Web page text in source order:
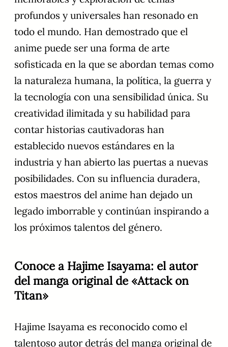
profundos y universales han resonado en
todo el mundo. Han demostrado que el
anime puede ser una forma de arte
sofisticada en la que se abordan temas como
la naturaleza humana, la política, la guerra y
la tecnología con una sensibilidad única. Su
creatividad ilimitada y su habilidad para
contar historias cautivadoras han
establecido nuevos estándares en la
industria y han abierto las puertas a nuevas
posibilidades. Con su influencia duradera,
estos maestros del anime han dejado un
legado imborrable y continúan inspirando a
los próximos talentos del género.
Conoce a Hajime Isayama: el autor
del manga original de «Attack on
Titan»
Hajime Isayama es reconocido como el
talentoso autor detrás del manga original de